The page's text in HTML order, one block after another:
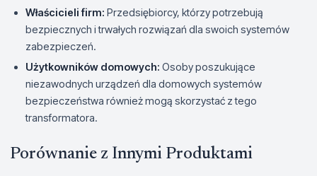
Właścicieli firm: Przedsiębiorcy, którzy potrzebują
bezpiecznych i trwałych rozwiązań dla swoich systemów
zabezpieczeń.
Użytkowników domowych: Osoby poszukujące
niezawodnych urządzeń dla domowych systemów
bezpieczeństwa również mogą skorzystać z tego
transformatora.
Porównanie z Innymi Produktami